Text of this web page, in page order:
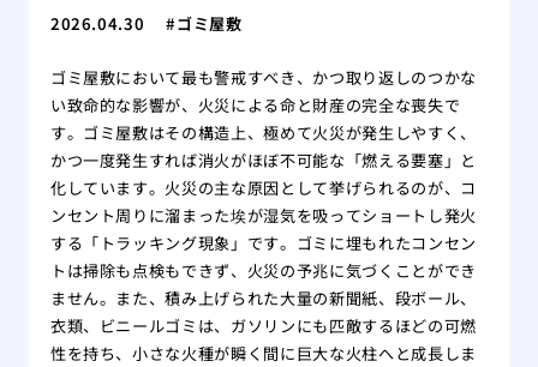
2026.04.30 ゴミ屋敷
ゴミ屋敷において最も警戒すべき、かつ取り返しのつかな
い致命的な影響が、火災による命と財産の完全な喪失で
す。ゴミ屋敷はその構造上、極めて火災が発生しやすく、
かつ一度発生すれば消火がほぼ不可能な「燃える要塞」と
化しています。火災の主な原因として挙げられるのが、コ
ンセント周りに溜まった埃が湿気を吸ってショートし発火
する「トラッキング現象」です。ゴミに埋もれたコンセン
トは掃除も点検もできず、火災の予兆に気づくことができ
ません。また、積み上げられた大量の新聞紙、段ボール、
衣類、ビニールゴミは、ガソリンにも匹敵するほどの可燃
性を持ち、小さな火種が瞬く間に巨大な火柱へと成長しま